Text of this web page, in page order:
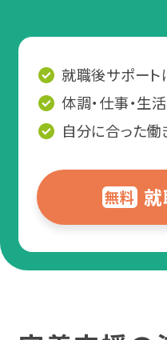
アルコール依存症
適応障害（適応反応症）
広汎性発達障害
新潟
東海
静岡
岐阜
オンラインセミナー
ピアトーク
関係機関向けセミナー
エリアからイベントを探す
就職後サポート
体調・仕事・生
自分に合った
無料